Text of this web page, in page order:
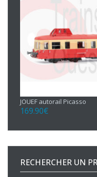
JOUEF autorail Picasso
169.90€
RECHERCHER UN